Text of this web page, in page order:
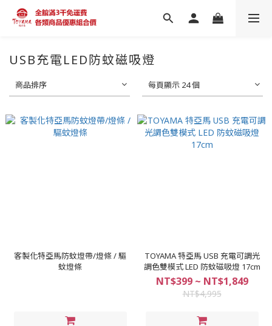
USB充電LED防蚊磁吸燈
商品排序 每頁顯示 24 個
客製化特亞馬防蚊燈帶/燈條 / 驅
蚊燈條
TOYAMA 特亞馬 USB 充電可調光
調色雙模式 LED 防蚊磁吸燈 17cm
NT$399 ~ NT$1,849
NT$4,995